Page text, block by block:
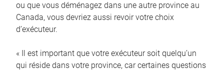
ou que vous déménagez dans une autre province au
Canada, vous devriez aussi revoir votre choix
d’exécuteur.
« Il est important que votre exécuteur soit quelqu’un
qui réside dans votre province, car certaines questions